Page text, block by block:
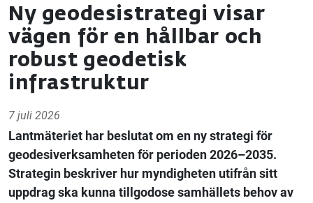
Ny geodesistrategi visar
vägen för en hållbar och
robust geodetisk
infrastruktur
7 juli 2026
Lantmäteriet har beslutat om en ny strategi för
geodesiverksamheten för perioden 2026–2035.
Strategin beskriver hur myndigheten utifrån sitt
uppdrag ska kunna tillgodose samhällets behov av